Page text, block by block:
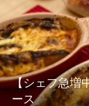
【シェフ急増
ース